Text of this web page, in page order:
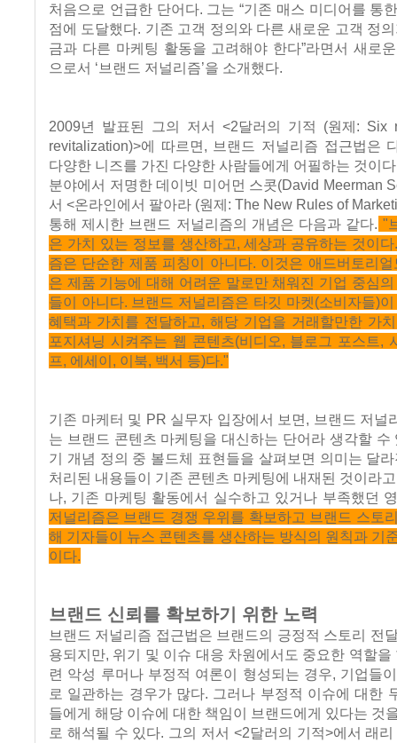
처음으로 언급한 단어다. 그는 “기존 매스 미디어를 통
점에 도달했다. 기존 고객 정의와 다른 새로운 고객 정
금과 다른 마케팅 활동을 고려해야 한다”라면서 새로
으로서 ‘브랜드 저널리즘’을 소개했다.
2009년 발표된 그의 저서 <2달러의 기적 (원제: Six
revitalization)>에 따르면, 브랜드 저널리즘 접근법은
다양한 니즈를 가진 다양한 사람들에게 어필하는 것이
분야에서 저명한 데이빗 미어먼 스콧(David Meerman
서 <온라인에서 팔아라 (원제: The New Rules of
통해 제시한 브랜드 저널리즘의 개념은 다음과 같다. "
은 가치 있는 정보를 생산하고, 세상과 공유하는 것이
즘은 단순한 제품 피칭이 아니다. 이것은 애드버토리
은 제품 기능에 대해 어려운 말로만 채워진 기업 중심
들이 아니다. 브랜드 저널리즘은 타깃 마켓(소비자들)
혜택과 가치를 전달하고, 해당 기업을 거래할만한 가
포지셔닝 시켜주는 웹 콘텐츠(비디오, 블로그 포스트,
프, 에세이, 이북, 백서 등)다."
기존 마케터 및 PR 실무자 입장에서 보면, 브랜드 저널
는 브랜드 콘텐츠 마케팅을 대신하는 단어라 생각할 수
기 개념 정의 중 볼드체 표현들을 살펴보면 의미는 달
처리된 내용들이 기존 콘텐츠 마케팅에 내재된 것이라
나, 기존 마케팅 활동에서 실수하고 있거나 부족했던
저널리즘은 브랜드 경쟁 우위를 확보하고 브랜드 스토
해 기자들이 뉴스 콘텐츠를 생산하는 방식의 원칙과 기
이다.
브랜드 신뢰를 확보하기 위한 노력
브랜드 저널리즘 접근법은 브랜드의 긍정적 스토리 전
용되지만, 위기 및 이슈 대응 차원에서도 중요한 역할을
련 악성 루머나 부정적 여론이 형성되는 경우, 기업들
로 일관하는 경우가 많다. 그러나 부정적 이슈에 대한
들에게 해당 이슈에 대한 책임이 브랜드에게 있다는 것
로 해석될 수 있다. 그의 저서 <2달러의 기적>에서 래리